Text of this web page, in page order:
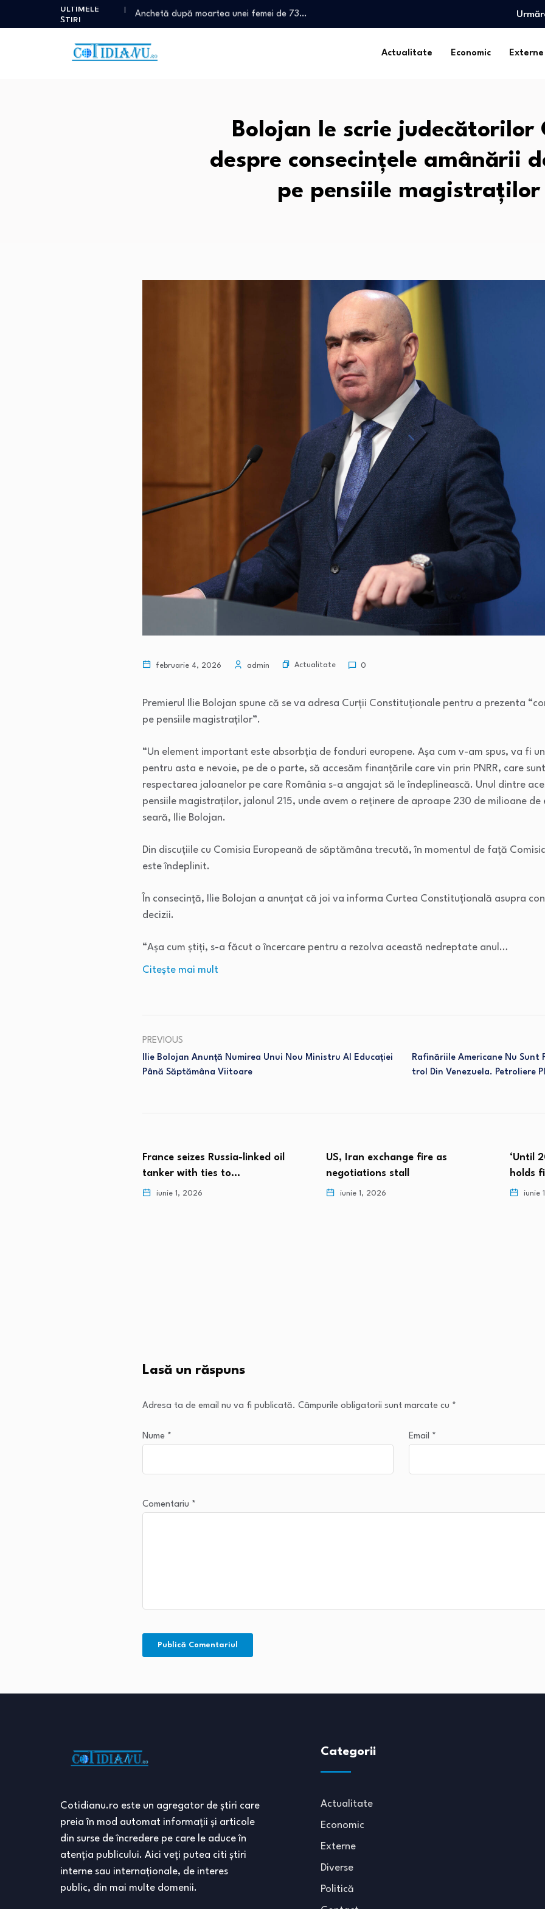
ULTIMELE
ȘTIRI
Anchetă după moartea unei femei de 73…
Bolojan acuză Ministerul Transporturilor că a blocat…
Peste 20 de orașe din Italia, sub…
Decizie crucială pentru mediu: Strategia biodiversității revine…
Peste 20 de orașe din Italia, sub…
Decizie crucială pentru mediu: Strategia biodiversității revine…
Atac armat cu mai multe victime într-o…
Actualitate Economic Externe
Bolojan le scrie judecătorilor
despre consecințele amânării
pe pensiile magistraților
februarie 4, 2026 admin Actualitate 0
Premierul Ilie Bolojan spune că se va adresa Curții Constituționale pentru a prezenta
pe pensiile magistraților”.
“Un element important este absorbția de fonduri europene. Așa cum v-am spus, va fi
pentru asta e nevoie, pe de o parte, să accesăm finanțările care vin prin PNRR, care
respectarea jaloanelor pe care România s-a angajat să le îndeplinească. Unul dintre
pensiile magistraților, jalonul 215, unde avem o reținere de aproape 230 de milioane de
seară, Ilie Bolojan.
Din discuțiile cu Comisia Europeană de săptămâna trecută, în momentul de față
este îndeplinit.
În consecință, Ilie Bolojan a anunțat că joi va informa Curtea Constituțională asupra
decizii.
“Așa cum știți, s-a făcut o încercare pentru a rezolva această nedreptate anul…
Citeşte mai mult
PREVIOUS
Ilie Bolojan Anunță Numirea Unui Nou Ministru Al Educației
Până Săptămâna Viitoare
Rafinăriile Americane Nu Sunt
Trol Din Venezuela. Petroliere
France seizes Russia-linked oil
tanker with ties to…
US, Iran exchange fire as
negotiations stall
‘Until 2027 and
holds firm amid…
Lasă un răspuns
Adresa ta de email nu va fi publicată. Câmpurile obligatorii sunt marcate cu *
Nume * Email *
Comentariu *
Cotidianu.ro este un agregator de ştiri care
preia în mod automat informaţii şi articole
din surse de încredere pe care le aduce în
atenţia publicului. Aici veţi putea citi ştiri
interne sau internaţionale, de interes
public, din mai multe domenii.
Categorii
Actualitate
Economic
Externe
Diverse
Politică